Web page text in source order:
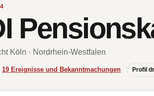
Köln · Nordrhein-Westfalen
19 Ereignisse und Bekanntmachungen Profil